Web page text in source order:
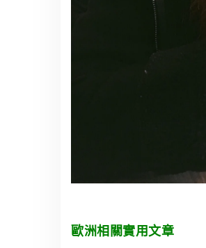
歐洲相關實用文章